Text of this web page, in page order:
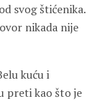
svog štićenika.
nikada nije
kuću i
preti kao što je